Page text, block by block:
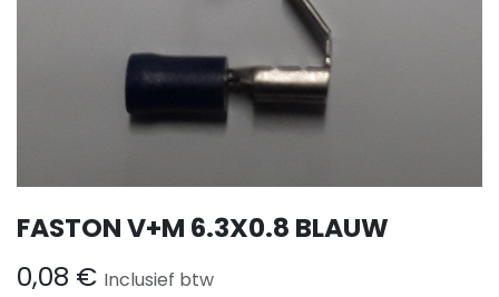
FASTON V+M 6.3X0.8 BLAUW
0,08 € Inclusief btw